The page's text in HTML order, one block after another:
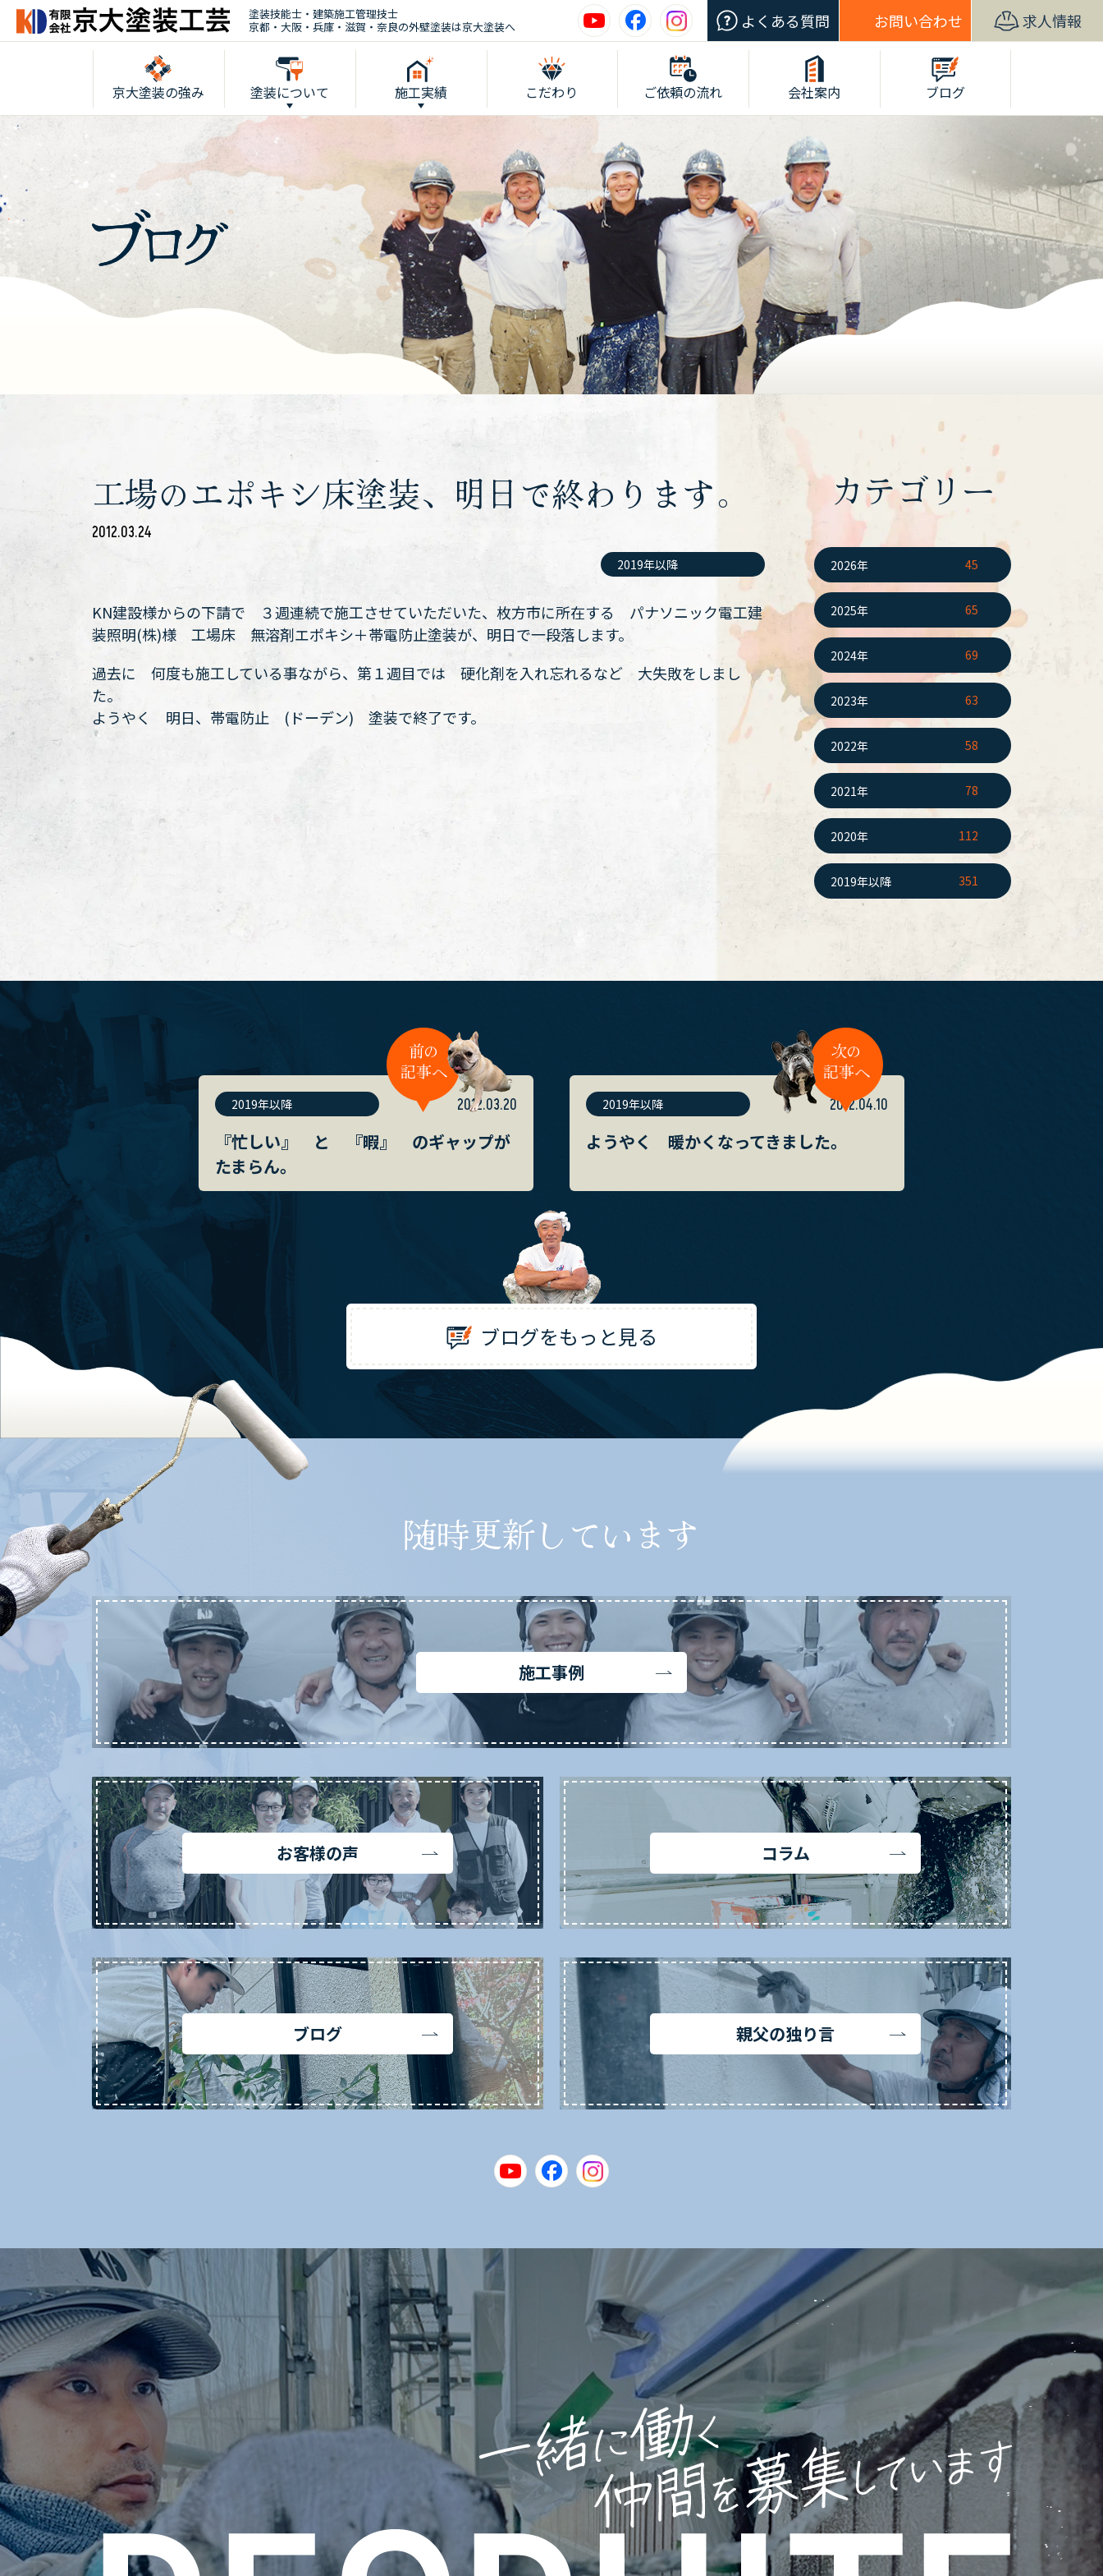
塗装技能士・建築施工管理技士
京都・大阪・兵庫・滋賀・奈良の外壁塗装は京大塗装へ
よくある質問 お問い合わせ 求人情報
京大塗装の強み 塗装について 施工実績 こだわり ご依頼の流れ 会社案内 ブログ
工場のエポキシ床塗装、明日で終わります。
2012.03.24
2019年以降
KN建設様からの下請で ３週連続で施工させていただいた、枚方市に所在する パナソニック電工建
装照明(株)様 工場床 無溶剤エポキシ＋帯電防止塗装が、明日で一段落します。
過去に 何度も施工している事ながら、第１週目では 硬化剤を入れ忘れるなど 大失敗をしまし
た。
ようやく 明日、帯電防止 (ドーデン) 塗装で終了です。
カテゴリー
2026年 45
2025年 65
2024年 69
2023年 63
2022年 58
2021年 78
2020年 112
2019年以降 351
2019年以降 2012.03.20
『忙しい』 と 『暇』 のギャップが
たまらん。
2019年以降 2012.04.10
ようやく 暖かくなってきました。
ブログをもっと見る
随時更新しています
施工事例
お客様の声 コラム
ブログ 親父の独り言